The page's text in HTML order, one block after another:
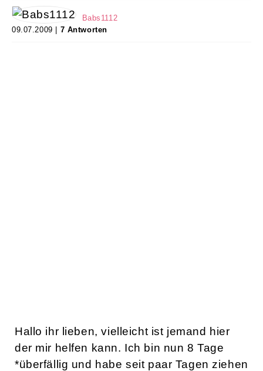
Babs1112
09.07.2009 | 7 Antworten
Hallo ihr lieben, vielleicht ist jemand hier
der mir helfen kann. Ich bin nun 8 Tage
*überfällig und habe seit paar Tagen ziehen